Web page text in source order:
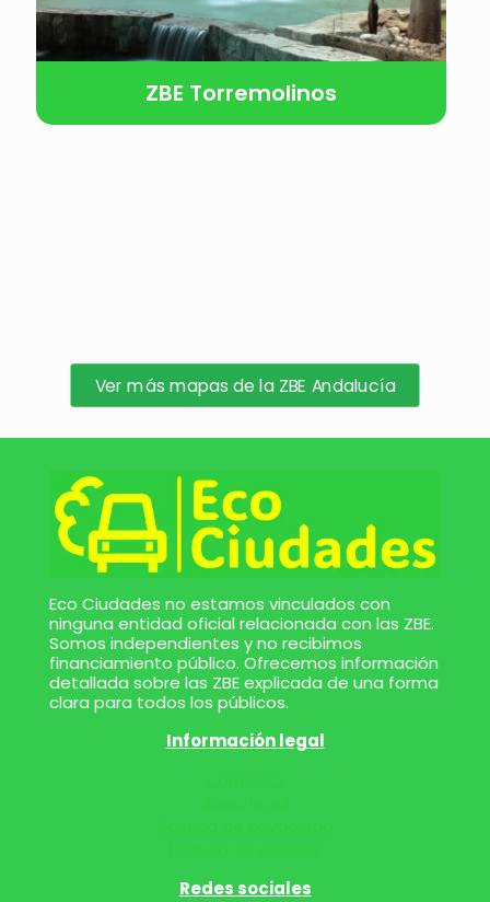
ZBE Torremolinos
Ver más mapas de la ZBE Andalucía
Eco Ciudades no estamos vinculados con
ninguna entidad oficial relacionada con las ZBE.
Somos independientes y no recibimos
financiamiento público. Ofrecemos información
detallada sobre las ZBE explicada de una forma
clara para todos los públicos.
Información legal
Redes sociales